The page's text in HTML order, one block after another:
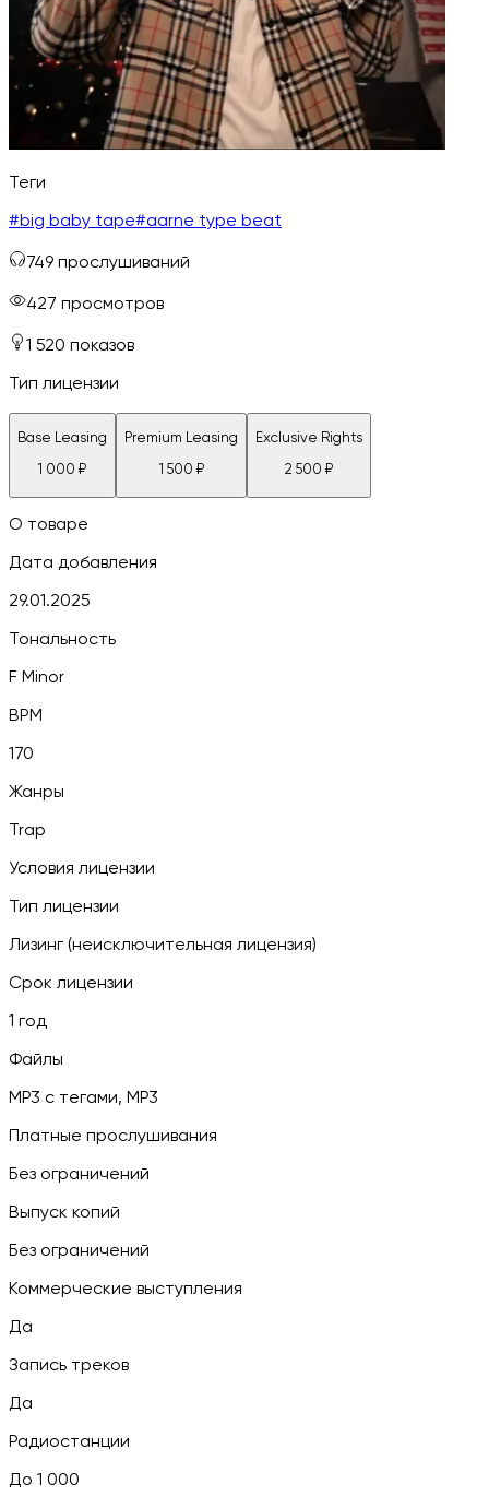
Теги
#big baby tape#aarne type beat
749 прослушиваний
427 просмотров
1 520 показов
Тип лицензии
Base Leasing
1 000 ₽
Premium Leasing
1 500 ₽
Exclusive Rights
2 500 ₽
О товаре
Дата добавления
29.01.2025
Тональность
F Minor
BPM
170
Жанры
Trap
Условия лицензии
Тип лицензии
Лизинг (неисключительная лицензия)
Срок лицензии
1 год
Файлы
MP3 c тегами, MP3
Платные прослушивания
Без ограничений
Выпуск копий
Без ограничений
Коммерческие выступления
Да
Запись треков
Да
Радиостанции
До 1 000